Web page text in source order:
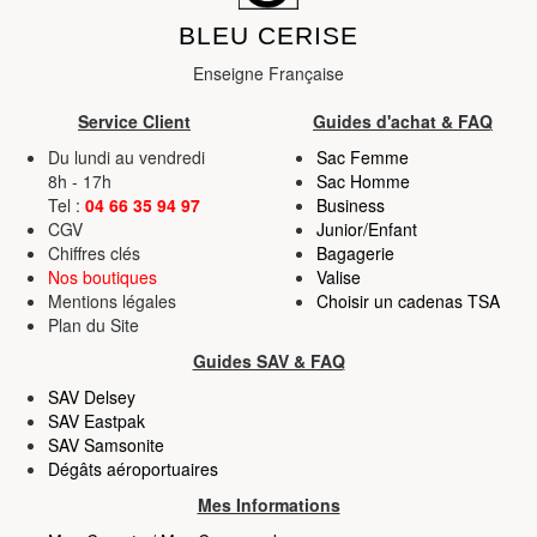
BLEU CERISE
Enseigne Française
Service Client
Guides d'achat & FAQ
Du lundi au vendredi
8h - 17h
Tel : 04 66 35 94 97
CGV
Chiffres clés
Nos boutiques
Mentions légales
Plan du Site
Sac Femme
Sac Homme
Business
Junior/Enfant
Bagagerie
Valise
Choisir un cadenas TSA
Guides SAV & FAQ
SAV Delsey
SAV Eastpak
SAV Samsonite
Dégâts aéroportuaires
Mes Informations